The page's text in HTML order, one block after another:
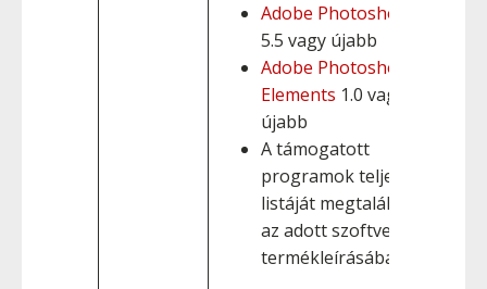
Adobe Photoshop
5.5 vagy újabb
Adobe Photoshop
Elements 1.0 vagy
újabb
A támogatott
programok teljes
listáját megtalálja
az adott szoftver
termékleírásában.